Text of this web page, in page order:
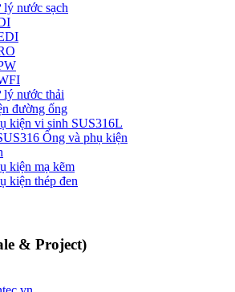
nước sạch
lý nước thải
đường ống
kiện vi sinh SUS316L
Ống và phụ kiện
kiện mạ kẽm
kiện thép đen
& Project)